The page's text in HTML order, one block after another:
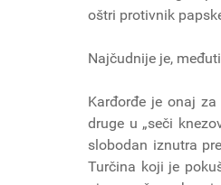
oštri protivnik
Najčudnije je,
Karđorđe je onaj
druge u „seči
slobodan iznutra
Turčina koji je